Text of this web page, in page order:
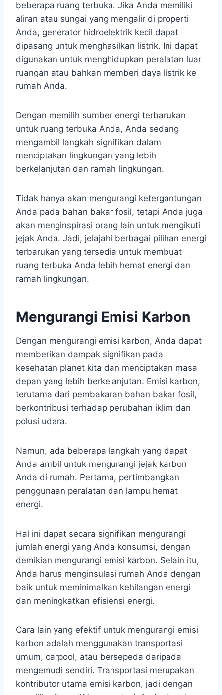
beberapa ruang terbuka. Jika Anda memiliki
aliran atau sungai yang mengalir di properti
Anda, generator hidroelektrik kecil dapat
dipasang untuk menghasilkan listrik. Ini dapat
digunakan untuk menghidupkan peralatan luar
ruangan atau bahkan memberi daya listrik ke
rumah Anda.
Dengan memilih sumber energi terbarukan
untuk ruang terbuka Anda, Anda sedang
mengambil langkah signifikan dalam
menciptakan lingkungan yang lebih
berkelanjutan dan ramah lingkungan.
Tidak hanya akan mengurangi ketergantungan
Anda pada bahan bakar fosil, tetapi Anda juga
akan menginspirasi orang lain untuk mengikuti
jejak Anda. Jadi, jelajahi berbagai pilihan energi
terbarukan yang tersedia untuk membuat
ruang terbuka Anda lebih hemat energi dan
ramah lingkungan.
Mengurangi Emisi Karbon
Dengan mengurangi emisi karbon, Anda dapat
memberikan dampak signifikan pada
kesehatan planet kita dan menciptakan masa
depan yang lebih berkelanjutan. Emisi karbon,
terutama dari pembakaran bahan bakar fosil,
berkontribusi terhadap perubahan iklim dan
polusi udara.
Namun, ada beberapa langkah yang dapat
Anda ambil untuk mengurangi jejak karbon
Anda di rumah. Pertama, pertimbangkan
penggunaan peralatan dan lampu hemat
energi.
Hal ini dapat secara signifikan mengurangi
jumlah energi yang Anda konsumsi, dengan
demikian mengurangi emisi karbon. Selain itu,
Anda harus menginsulasi rumah Anda dengan
baik untuk meminimalkan kehilangan energi
dan meningkatkan efisiensi energi.
Cara lain yang efektif untuk mengurangi emisi
karbon adalah menggunakan transportasi
umum, carpool, atau bersepeda daripada
mengemudi sendiri. Transportasi merupakan
kontributor utama emisi karbon, jadi dengan